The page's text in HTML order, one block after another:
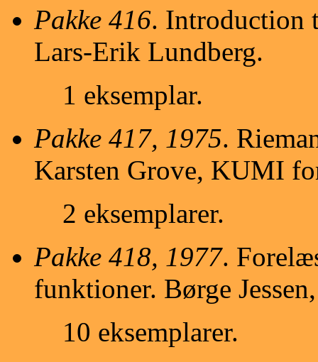
Pakke 416. Introduction
Lars-Erik Lundberg.
1 eksemplar.
Pakke 417, 1975.
Karsten Grove, KUMI
2 eksemplarer.
Pakke 418, 1977.
funktioner. Børge
10 eksemplarer.